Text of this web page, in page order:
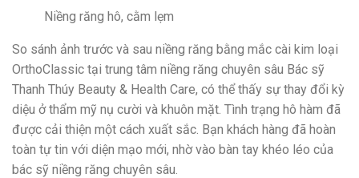
Niềng răng hô, cằm lẹm
So sánh ảnh trước và sau niềng răng bằng mắc cài kim loại
OrthoClassic tại trung tâm niềng răng chuyên sâu Bác sỹ
Thanh Thúy Beauty & Health Care, có thể thấy sự thay đổi kỳ
diệu ở thẩm mỹ nụ cười và khuôn mặt. Tình trạng hô hàm đã
được cải thiện một cách xuất sắc. Bạn khách hàng đã hoàn
toàn tự tin với diện mạo mới, nhờ vào bàn tay khéo léo của
bác sỹ niềng răng chuyên sâu.